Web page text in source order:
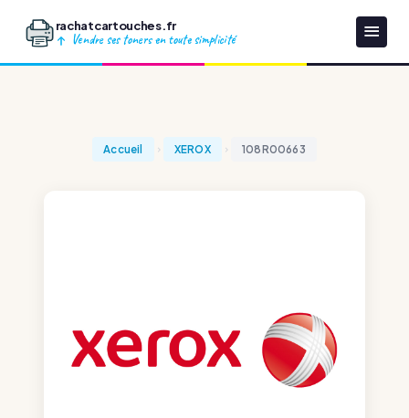
rachatcartouches.fr
Vendre ses toners en toute simplicité
Accueil XEROX 108R00663